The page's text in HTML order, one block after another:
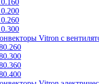
Vitron с